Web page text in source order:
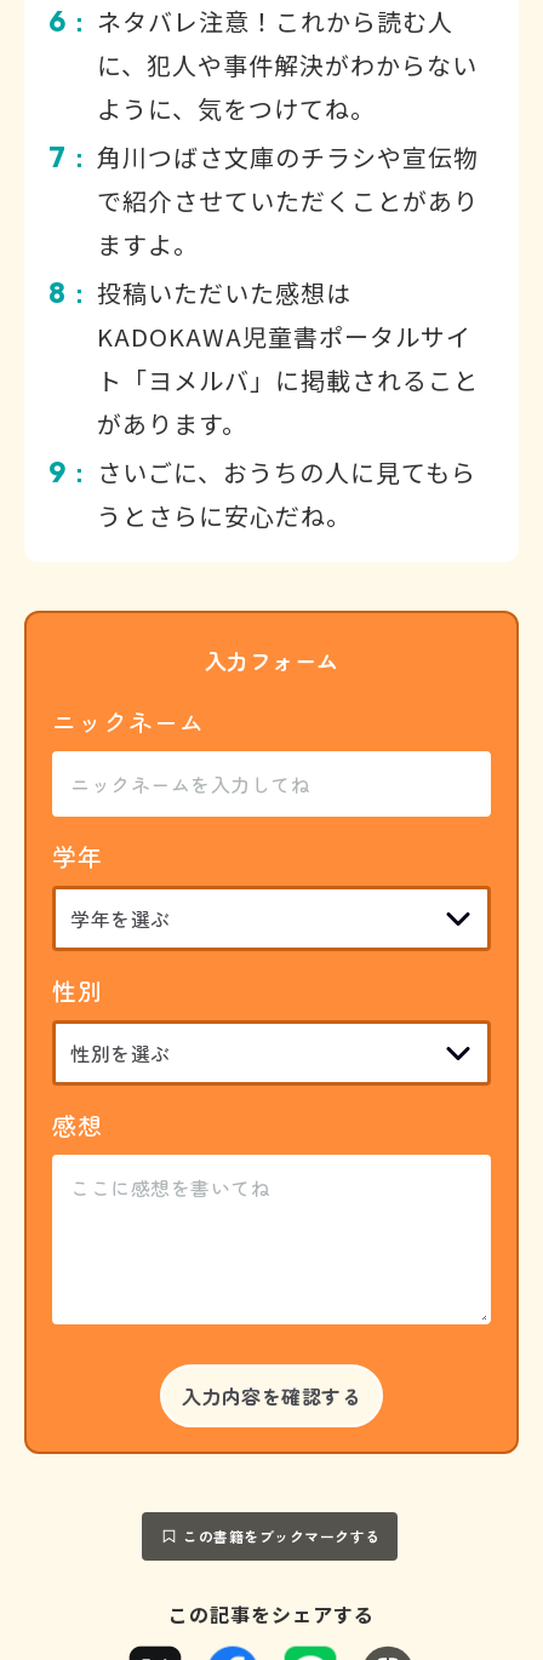
6 ： ネタバレ注意！これから読む人
に、犯人や事件解決がわからない
ように、気をつけてね。
7 ： 角川つばさ文庫のチラシや宣伝物
で紹介させていただくことがあり
ますよ。
8 ： 投稿いただいた感想は
KADOKAWA児童書ポータルサイ
ト「ヨメルバ」に掲載されること
があります。
9 ：
さいごに、おうちの人に見てもら
うとさらに安心だね。
入力フォーム
ニックネーム
学年
性別
感想
この書籍をブックマークする
この記事をシェアする